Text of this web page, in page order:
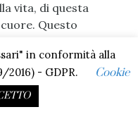
vita, di questa
Questo
in questo senso
vita.
in conformità alla
2016) - GDPR.
Cookie